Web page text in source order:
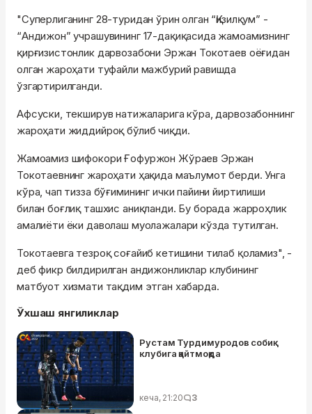
"Суперлиганинг 28-туридан ўрин олган “Қизилқум” -
“Андижон” учрашувининг 17-дақиқасида жамоамизнинг
қирғизистонлик дарвозабони Эржан Токотаев оёғидан
олган жароҳати туфайли мажбурий равишда
ўзгартирилганди.
Афсуски, текширув натижаларига кўра, дарвозабоннинг
жароҳати жиддийроқ бўлиб чиқди.
Жамоамиз шифокори Ғофуржон Жўраев Эржан
Токотаевнинг жароҳати ҳақида маълумот берди. Унга
кўра, чап тизза бўғимининг ички пайини йиртилиши
билан боғлиқ ташхис аниқланди. Бу борада жарроҳлик
амалиёти ёки даволаш муолажалари кўзда тутилган.
Токотаевга тезроқ соғайиб кетишини тилаб қоламиз", -
деб фикр билдирилган андижонликлар клубининг
матбуот хизмати тақдим этган хабарда.
Ўхшаш янгиликлар
Рустам Турдимуродов собиқ
клубига қайтмоқда
кеча, 21:20 3